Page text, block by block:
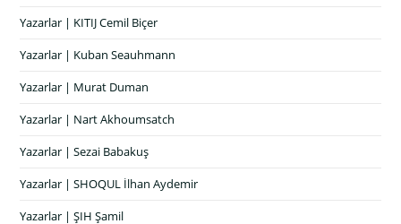
Yazarlar | KITIJ Cemil Biçer
Yazarlar | Kuban Seauhmann
Yazarlar | Murat Duman
Yazarlar | Nart Akhoumsatch
Yazarlar | Sezai Babakuş
Yazarlar | SHOQUL İlhan Aydemir
Yazarlar | ŞIH Şamil